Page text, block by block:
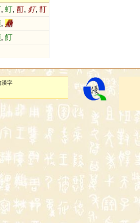
,虰, 酊, 釘,靪
, 鼎
,飣
漢字